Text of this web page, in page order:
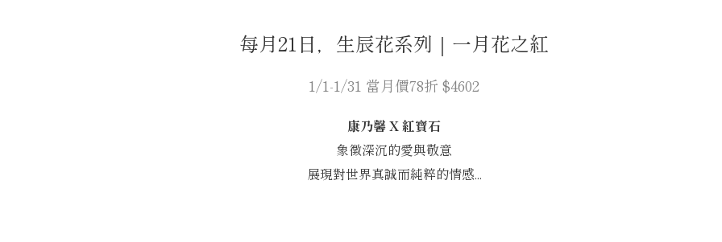
每月21日，生辰花系列｜一月花之紅
1/1-1/31 當月價78折 $4602
康乃馨 X 紅寶石
象徵深沉的愛與敬意
展現對世界真誠而純粹的情感...